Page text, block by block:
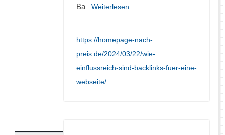
Ba ...Weiterlesen
https://homepage-nach-
preis.de/2024/03/22/wie-
einflussreich-sind-backlinks-fuer-eine-
webseite/